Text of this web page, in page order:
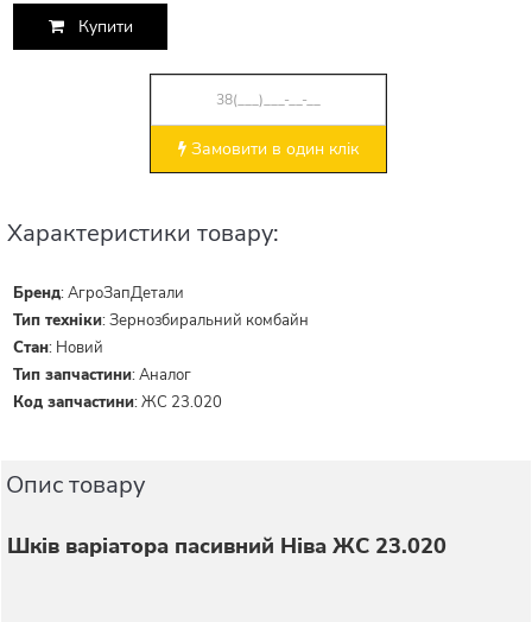
Купити
Замовити в один клік
Характеристики товару:
Бренд:АгроЗапДетали
Тип техніки:Зернозбиральний комбайн
Стан: Новий
Тип запчастини:Аналог
Код запчастини:ЖС 23.020
Опис товару
Шків варіатора пасивний Ніва ЖС 23.020